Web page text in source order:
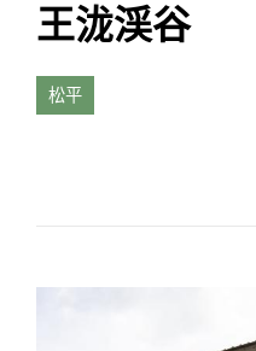
王泷渓谷
松平